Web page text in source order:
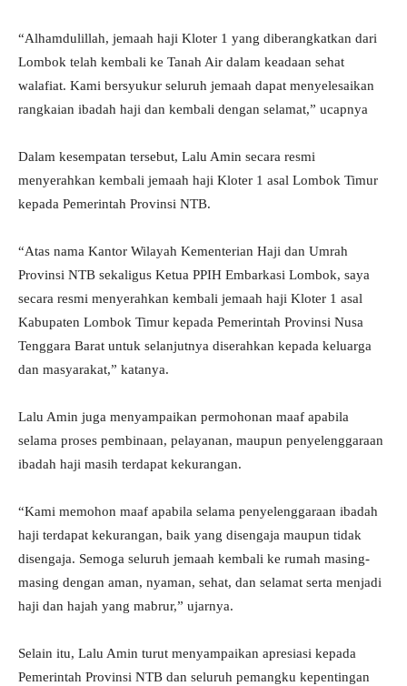
“Alhamdulillah, jemaah haji Kloter 1 yang diberangkatkan dari
Lombok telah kembali ke Tanah Air dalam keadaan sehat
walafiat. Kami bersyukur seluruh jemaah dapat menyelesaikan
rangkaian ibadah haji dan kembali dengan selamat,” ucapnya
Dalam kesempatan tersebut, Lalu Amin secara resmi
menyerahkan kembali jemaah haji Kloter 1 asal Lombok Timur
kepada Pemerintah Provinsi NTB.
“Atas nama Kantor Wilayah Kementerian Haji dan Umrah
Provinsi NTB sekaligus Ketua PPIH Embarkasi Lombok, saya
secara resmi menyerahkan kembali jemaah haji Kloter 1 asal
Kabupaten Lombok Timur kepada Pemerintah Provinsi Nusa
Tenggara Barat untuk selanjutnya diserahkan kepada keluarga
dan masyarakat,” katanya.
Lalu Amin juga menyampaikan permohonan maaf apabila
selama proses pembinaan, pelayanan, maupun penyelenggaraan
ibadah haji masih terdapat kekurangan.
“Kami memohon maaf apabila selama penyelenggaraan ibadah
haji terdapat kekurangan, baik yang disengaja maupun tidak
disengaja. Semoga seluruh jemaah kembali ke rumah masing-
masing dengan aman, nyaman, sehat, dan selamat serta menjadi
haji dan hajah yang mabrur,” ujarnya.
Selain itu, Lalu Amin turut menyampaikan apresiasi kepada
Pemerintah Provinsi NTB dan seluruh pemangku kepentingan